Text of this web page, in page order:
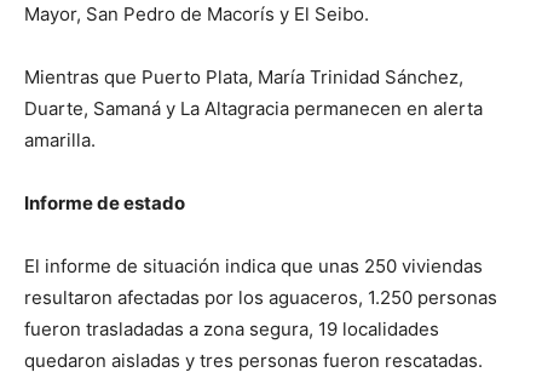
Mayor, San Pedro de Macorís y El Seibo.
Mientras que Puerto Plata, María Trinidad Sánchez,
Duarte, Samaná y La Altagracia permanecen en alerta
amarilla.
Informe de estado
El informe de situación indica que unas 250 viviendas
resultaron afectadas por los aguaceros, 1.250 personas
fueron trasladadas a zona segura, 19 localidades
quedaron aisladas y tres personas fueron rescatadas.